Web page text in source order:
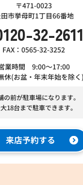
〒471-0023
市挙母町1丁目66番地
32-2611
FAX：0565-32-3252
業時間 9:00～17:00
休(お盆・年末年始を除く)
の前が駐車場になります。
18台まで駐車できます。
来店予約する